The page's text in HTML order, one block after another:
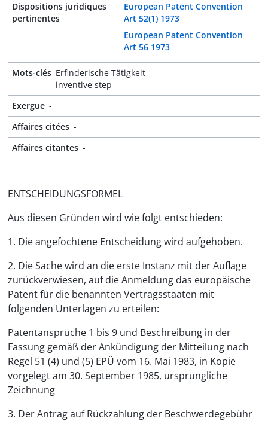
Dispositions juridiques
pertinentes
European Patent Convention
Art 52(1) 1973
European Patent Convention
Art 56 1973
Mots-clés Erfinderische Tätigkeit
inventive step
Exergue -
Affaires citées -
Affaires citantes -
ENTSCHEIDUNGSFORMEL
Aus diesen Gründen wird wie folgt entschieden:
1. Die angefochtene Entscheidung wird aufgehoben.
2. Die Sache wird an die erste Instanz mit der Auflage
zurückverwiesen, auf die Anmeldung das europäische
Patent für die benannten Vertragsstaaten mit
folgenden Unterlagen zu erteilen:
Patentansprüche 1 bis 9 und Beschreibung in der
Fassung gemäß der Ankündigung der Mitteilung nach
Regel 51 (4) und (5) EPÜ vom 16. Mai 1983, in Kopie
vorgelegt am 30. September 1985, ursprüngliche
Zeichnung
3. Der Antrag auf Rückzahlung der Beschwerdegebühr